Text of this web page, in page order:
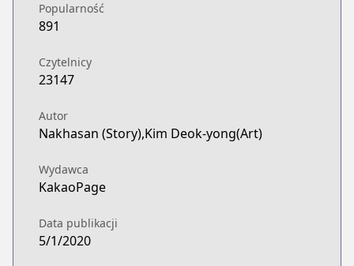
Popularność
891
Czytelnicy
23147
Autor
Nakhasan (Story),Kim Deok-yong(Art)
Wydawca
KakaoPage
Data publikacji
5/1/2020